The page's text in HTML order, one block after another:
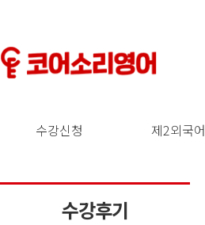
수강신청 제2외국어
수강후기